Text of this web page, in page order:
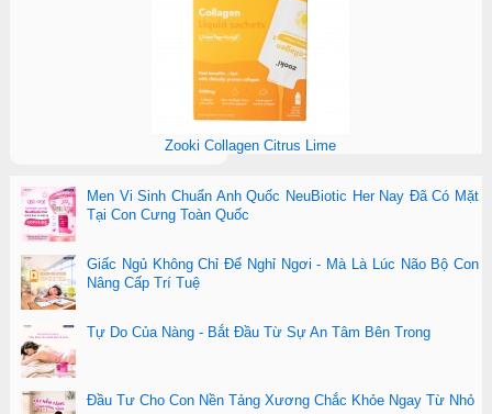
Zooki Collagen Citrus Lime
Men Vi Sinh Chuẩn Anh Quốc NeuBiotic Her Nay Đã Có Mặt
Tại Con Cưng Toàn Quốc
Giấc Ngủ Không Chỉ Để Nghỉ Ngơi - Mà Là Lúc Não Bộ Con
Nâng Cấp Trí Tuệ
Tự Do Của Nàng - Bắt Đầu Từ Sự An Tâm Bên Trong
Đầu Tư Cho Con Nền Tảng Xương Chắc Khỏe Ngay Từ Nhỏ